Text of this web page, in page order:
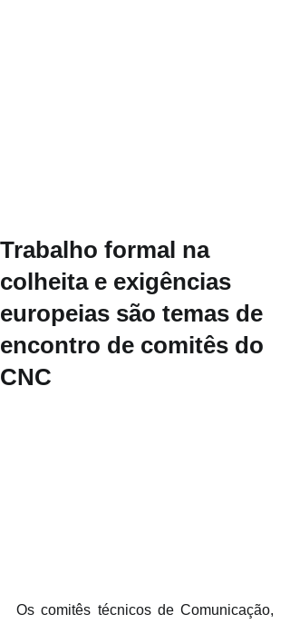
Trabalho formal na
colheita e exigências
europeias são temas de
encontro de comitês do
CNC
Os comitês técnicos de Comunicação,